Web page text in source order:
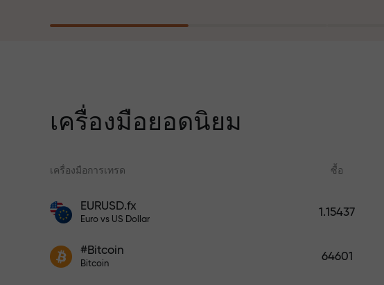
ฝากเงิน
ขาดทุนและรับประกันกำไรเพิ่มสามเท่า
ภายใน 6 เดือน เทรดอย่างมั่นใจ — เงินทุน
สำหรับทุกการฝาก
ในการเทรดและบ
แจ็กพอตของขวัญ
ฝากเงินจำนวน $333 — เลือกของขวัญมูลค่าสูง
เครื่องมือยอดนิยม
เครื่องมือการเทรด ซื้อ
EURUSD.fx
Euro vs US Dollar
1.15437
#Bitcoin
Bitcoin
64601
โบนัสสำหรับเทรดเดอร์
คอร์สและเว็บ